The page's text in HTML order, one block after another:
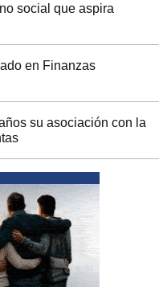
social que aspira
en Finanzas
su asociación con la